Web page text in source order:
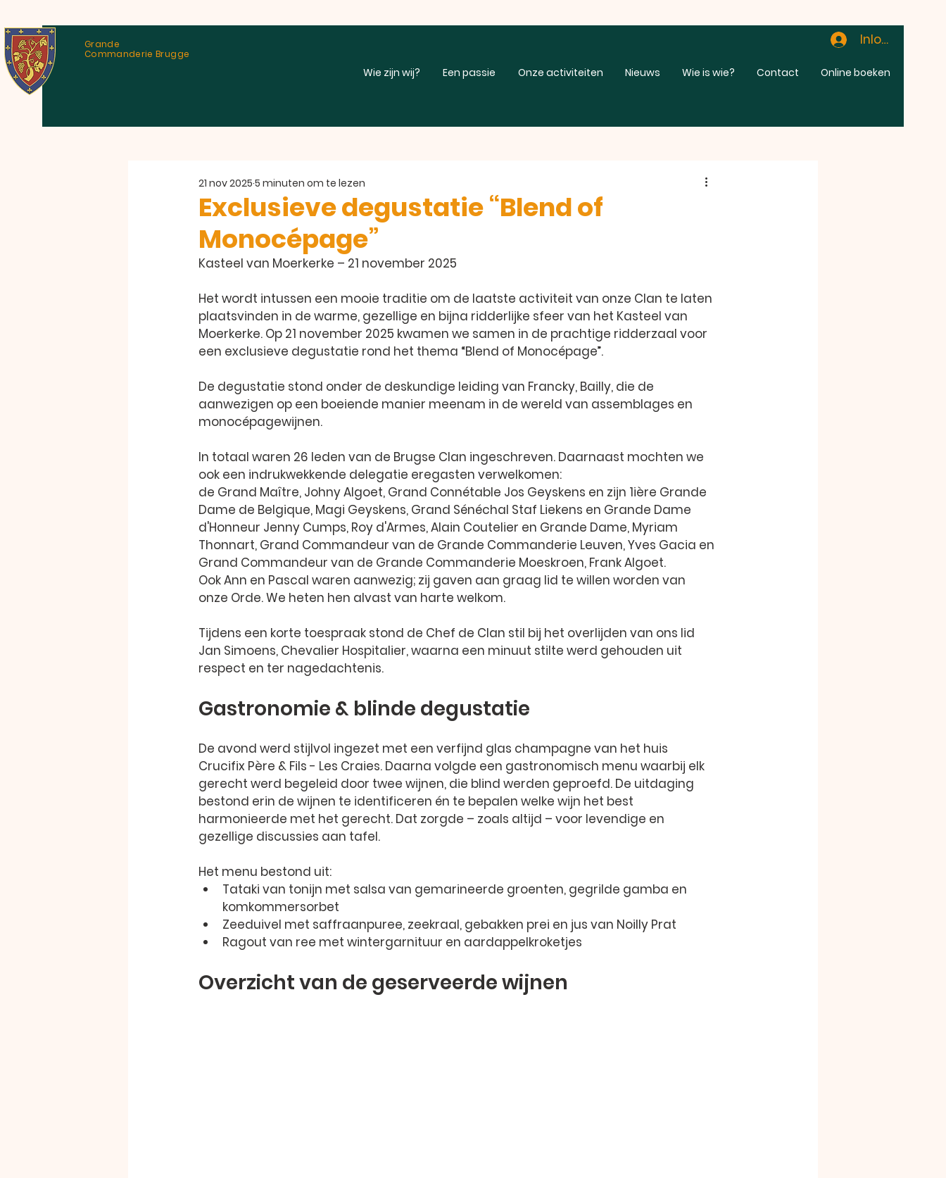
Grande
Commanderie Brugge
Inloggen
Wie zijn wij? Een passie Onze activiteiten Nieuws Wie is wie? Contact Online boeken
Exclusieve degustatie “Blend of
Monocépage”
21 nov 2025 5 minuten om te lezen
Kasteel van Moerkerke – 21 november 2025
Het wordt intussen een mooie traditie om de laatste activiteit van onze Clan te laten
plaatsvinden in de warme, gezellige en bijna ridderlijke sfeer van het Kasteel van
Moerkerke. Op 21 november 2025 kwamen we samen in de prachtige ridderzaal voor
een exclusieve degustatie rond het thema “Blend of Monocépage”.
De degustatie stond onder de deskundige leiding van Francky, Bailly, die de
aanwezigen op een boeiende manier meenam in de wereld van assemblages en
monocépagewijnen.
In totaal waren 26 leden van de Brugse Clan ingeschreven. Daarnaast mochten we
ook een indrukwekkende delegatie eregasten verwelkomen:
de Grand Maître, Johny Algoet, Grand Connétable Jos Geyskens en zijn 1ière Grande
Dame de Belgique, Magi Geyskens, Grand Sénéchal Staf Liekens en Grande Dame
d'Honneur Jenny Cumps, Roy d'Armes, Alain Coutelier en Grande Dame, Myriam
Thonnart, Grand Commandeur van de Grande Commanderie Leuven, Yves Gacia en
Grand Commandeur van de Grande Commanderie Moeskroen, Frank Algoet.
Ook Ann en Pascal waren aanwezig; zij gaven aan graag lid te willen worden van
onze Orde. We heten hen alvast van harte welkom.
Tijdens een korte toespraak stond de Chef de Clan stil bij het overlijden van ons lid
Jan Simoens, Chevalier Hospitalier, waarna een minuut stilte werd gehouden uit
respect en ter nagedachtenis.
Gastronomie & blinde degustatie
De avond werd stijlvol ingezet met een verfijnd glas champagne van het huis
Crucifix Père & Fils - Les Craies. Daarna volgde een gastronomisch menu waarbij elk
gerecht werd begeleid door twee wijnen, die blind werden geproefd. De uitdaging
bestond erin de wijnen te identificeren én te bepalen welke wijn het best
harmonieerde met het gerecht. Dat zorgde – zoals altijd – voor levendige en
gezellige discussies aan tafel.
Het menu bestond uit:
Tataki van tonijn met salsa van gemarineerde groenten, gegrilde gamba en
komkommersorbet
Zeeduivel met saffraanpuree, zeekraal, gebakken prei en jus van Noilly Prat
Ragout van ree met wintergarnituur en aardappelkroketjes
Overzicht van de geserveerde wijnen